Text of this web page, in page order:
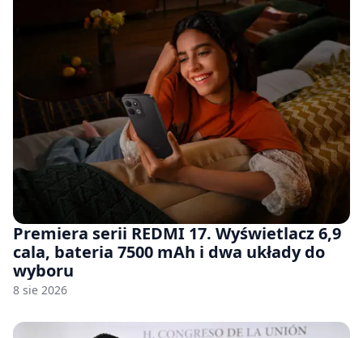
Premiera serii REDMI 17. Wyświetlacz 6,9
cala, bateria 7500 mAh i dwa układy do
wyboru
8 sie 2026